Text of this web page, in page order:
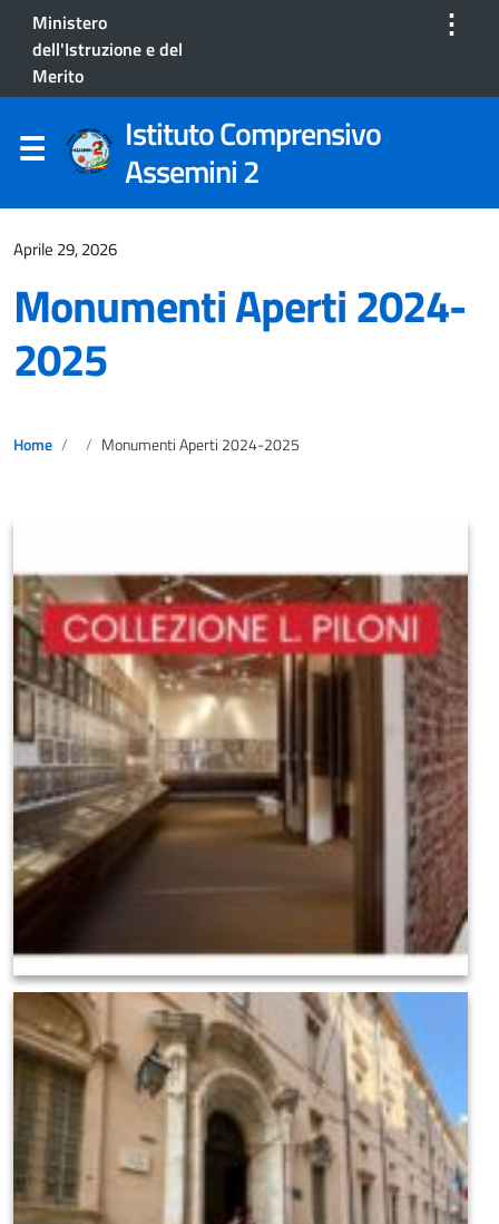
Ministero
dell'Istruzione e del
Merito
⋮
Istituto Comprensivo
Assemini 2
Aprile 29, 2026
Monumenti Aperti 2024-
2025
Home Monumenti Aperti 2024-2025